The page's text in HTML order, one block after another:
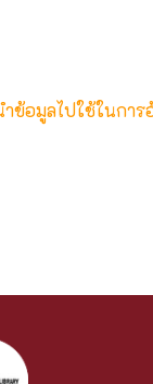
อมูลไปใช้ในการ